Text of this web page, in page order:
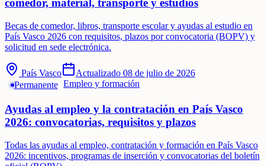
comedor, material, transporte y estudios
Becas de comedor, libros, transporte escolar y ayudas al estudio en
País Vasco 2026 con requisitos, plazos por convocatoria (BOPV) y
solicitud en sede electrónica.
País Vasco Actualizado 08 de julio de 2026
Permanente Empleo y formación
Ayudas al empleo y la contratación en País Vasco
2026: convocatorias, requisitos y plazos
Todas las ayudas al empleo, contratación y formación en País Vasco
2026: incentivos, programas de inserción y convocatorias del boletín